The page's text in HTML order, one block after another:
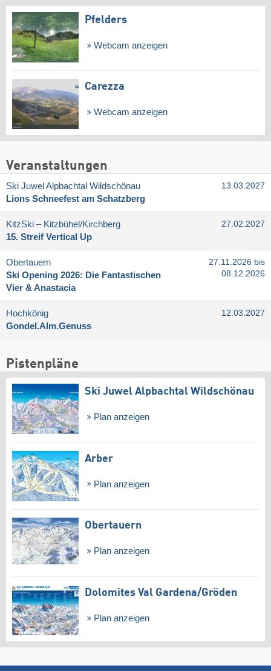
Pfelders
Webcam anzeigen
Carezza
Webcam anzeigen
Veranstaltungen
Ski Juwel Alpbachtal Wildschönau
Lions Schneefest am Schatzberg
13.03.2027
KitzSki – Kitzbühel/​Kirchberg
15. Streif Vertical Up
27.02.2027
Obertauern
Ski Opening 2026: Die Fantastischen
Vier & Anastacia
27.11.2026 bis
08.12.2026
Hochkönig
Gondel.Alm.Genuss
12.03.2027
Pistenpläne
Ski Juwel Alpbachtal Wildschönau
Plan anzeigen
Arber
Plan anzeigen
Obertauern
Plan anzeigen
Dolomites Val Gardena/​Gröden
Plan anzeigen